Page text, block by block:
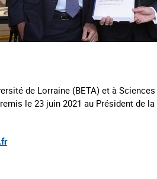
de Lorraine (BETA) et à
le 23 juin 2021 au Président de